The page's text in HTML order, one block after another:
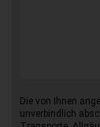
Die von Ihnen
unverbindlich